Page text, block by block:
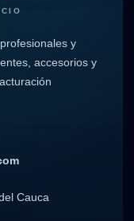
y
accesorios y
Cauca